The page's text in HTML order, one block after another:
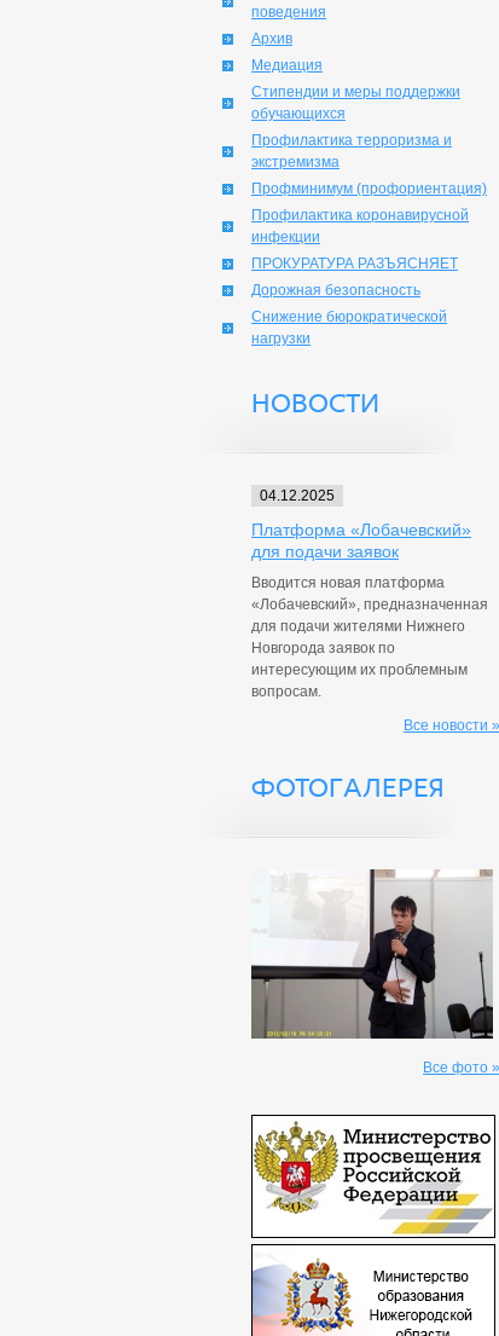
поведения
Архив
Медиация
Стипендии и меры поддержки
обучающихся
Профилактика терроризма и
экстремизма
Профминимум (профориентация)
Профилактика коронавирусной
инфекции
ПРОКУРАТУРА РАЗЪЯСНЯЕТ
Дорожная безопасность
Снижение бюрократической
нагрузки
НОВОСТИ
04.12.2025
Платформа «Лобачевский»
для подачи заявок
Вводится новая платформа
«Лобачевский», предназначенная
для подачи жителями Нижнего
Новгорода заявок по
интересующим их проблемным
вопросам.
Все новости »
ФОТОГАЛЕРЕЯ
Все фото »